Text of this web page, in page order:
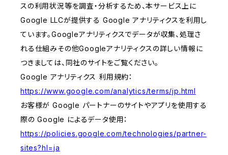
スの利用状況等を調査・分析するため、本サービス上に
Google LLCが提供する Google アナリティクスを利用し
ています。Googleアナリティクスでデータが収集、処理さ
れる仕組みその他Googleアナリティクスの詳しい情報に
つきましては、同社のサイトをご覧ください。
Google アナリティクス 利用規約：
https://www.google.com/analytics/terms/jp.html
お客様が Google パートナーのサイトやアプリを使用する
際の Google によるデータ使用：
https://policies.google.com/technologies/partner-
sites?hl=ja